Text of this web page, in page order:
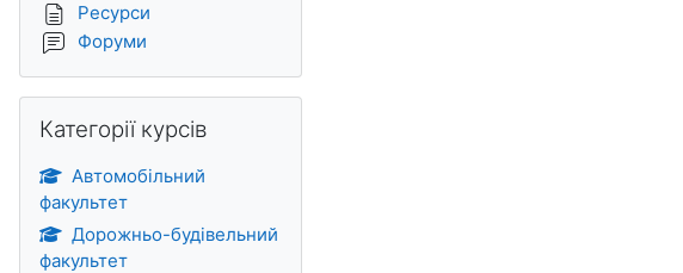
Ресурси
Форуми
Категорії курсів
Автомобільний
факультет
Дорожньо-будівельний
факультет